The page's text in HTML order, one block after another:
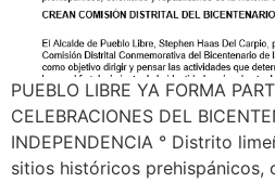
PUEBLO LIBRE YA FORMA
CELEBRACIONES DEL
INDEPENDENCIA ° Distrito
sitios históricos prehispánicos,